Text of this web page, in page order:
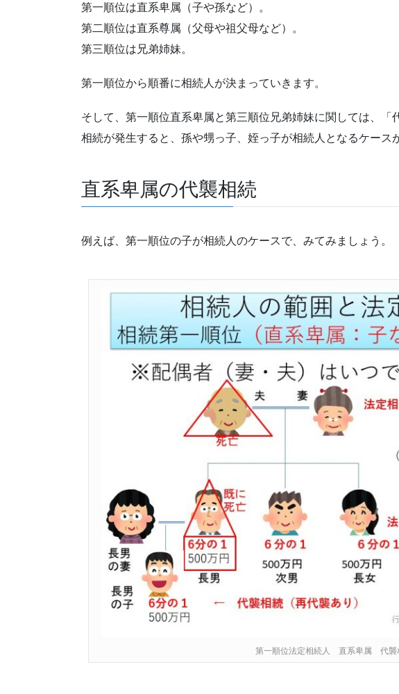
第一順位は直系卑属（子や孫など）。
第二順位は直系尊属（父母や祖父母など）。
第三順位は兄弟姉妹。
第一順位から順番に相続人が決まっていきます。
そして、第一順位直系卑属と第三順位兄弟姉妹に関しては、「
相続が発生すると、孫や甥っ子、姪っ子が相続人となるケース
直系卑属の代襲相続
例えば、第一順位の子が相続人のケースで、みてみましょう。
第一順位法定相続人 直系卑属 代襲